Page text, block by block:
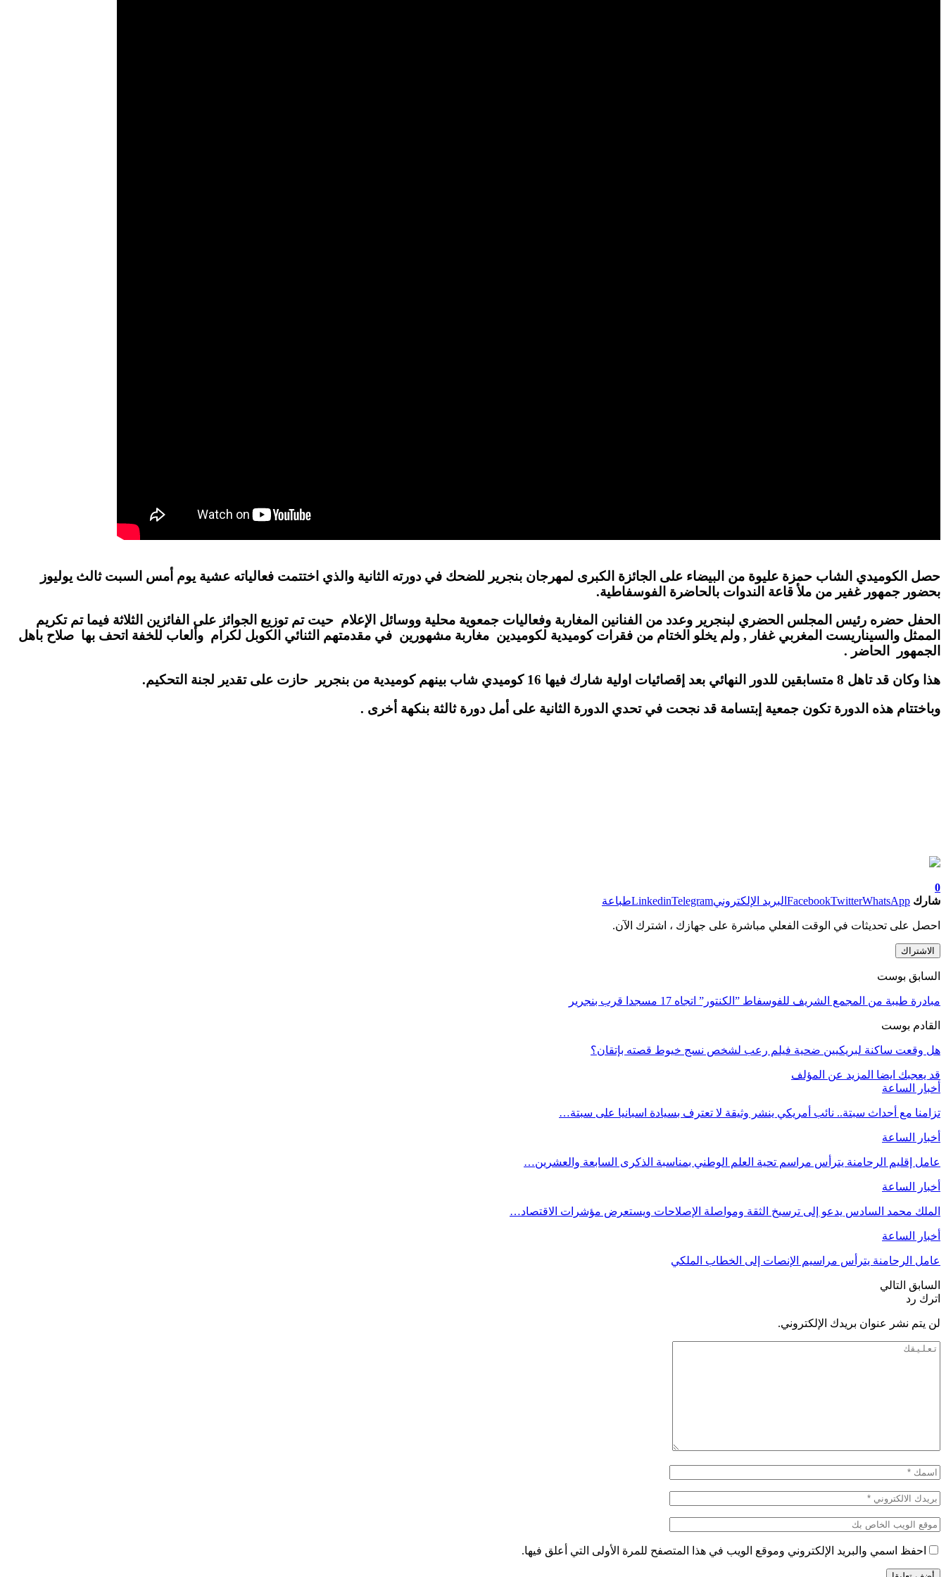
حصل الكوميدي الشاب حمزة عليوة من البيضاء على الجائزة الكبرى لمهرجان بنجرير للضحك في دورته الثانية والذي اختتمت فعالياته عشية يوم أمس السبت ثالث يوليوز
بحضور جمهور غفير من ملأ قاعة الندوات بالحاضرة الفوسفاطية.
الحفل حضره رئيس المجلس الحضري لبنجرير وعدد من الفنانين المغاربة وفعاليات جمعوية محلية ووسائل الإعلام حيت تم توزيع الجوائز على الفائزين الثلاثة فيما تم تكريم
الممثل والسيناريست المغربي غفار , ولم يخلو الختام من فقرات كوميدية لكوميدين مغاربة مشهورين في مقدمتهم الثنائي الكوبل لكرام وألعاب للخفة اتحف بها صلاح باهل
الجمهور الحاضر .
هذا وكان قد تاهل 8 متسابقين للدور النهائي بعد إقصائيات اولية شارك فيها 16 كوميدي شاب بينهم كوميدية من بنجرير حازت على تقدير لجنة التحكيم.
وباختتام هذه الدورة تكون جمعية إبتسامة قد نجحت في تحدي الدورة الثانية على أمل دورة ثالثة بنكهة أخرى .
0
شارك
FacebookTwitterWhatsApp البريد الإلكتروني LinkedinTelegram طباعة
احصل على تحديثات في الوقت الفعلي مباشرة على جهازك ، اشترك الآن.
الاشتراك
السابق بوست
مبادرة طيبة من المجمع الشريف للفوسفاط ”الكنتور” اتجاه 17 مسجدا قرب بنجرير
القادم بوست
هل وقعت ساكنة لبريكيين ضحية فيلم رعب لشخص نسج خيوط قصته بإتقان؟
قد يعجبك ايضا المزيد عن المؤلف
أخبار الساعة
تزامنا مع أحداث سبتة.. نائب أمريكي ينشر وثيقة لا تعترف بسيادة اسبانيا على سبتة…
أخبار الساعة
عامل إقليم الرحامنة يترأس مراسم تحية العلم الوطني بمناسبة الذكرى السابعة والعشرين…
أخبار الساعة
الملك محمد السادس يدعو إلى ترسيخ الثقة ومواصلة الإصلاحات ويستعرض مؤشرات الاقتصاد…
أخبار الساعة
عامل الرحامنة يترأس مراسيم الإنصات إلى الخطاب الملكي
السابق التالي
اترك رد
لن يتم نشر عنوان بريدك الإلكتروني.
احفظ اسمي والبريد الإلكتروني وموقع الويب في هذا المتصفح للمرة الأولى التي أعلق فيها.